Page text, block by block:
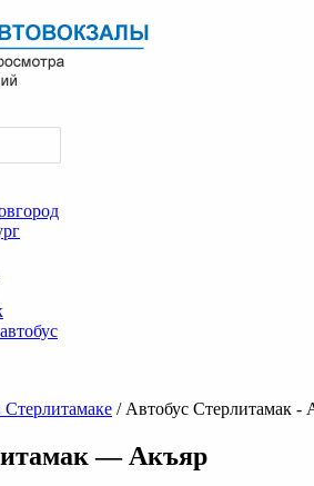
Стерлитамаке / Автобус Стерлитамак -
— Акъяр